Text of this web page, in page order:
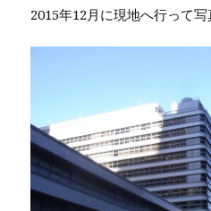
2015年12月に現地へ行って写